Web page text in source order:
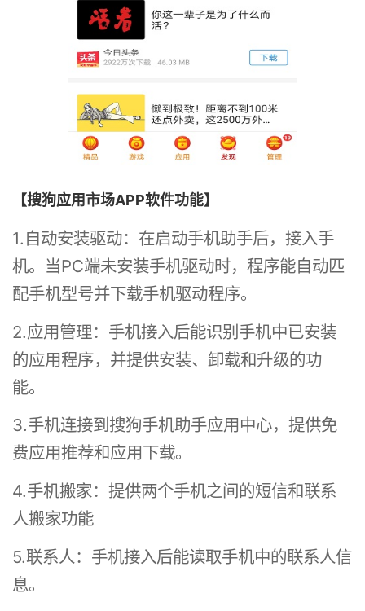
【搜狗应用市场APP软件功能】
1.自动安装驱动：在启动手机助手后，接入手
机。当PC端未安装手机驱动时，程序能自动匹
配手机型号并下载手机驱动程序。
2.应用管理：手机接入后能识别手机中已安装
的应用程序，并提供安装、卸载和升级的功
能。
3.手机连接到搜狗手机助手应用中心，提供免
费应用推荐和应用下载。
4.手机搬家：提供两个手机之间的短信和联系
人搬家功能
5.联系人：手机接入后能读取手机中的联系人信
息。